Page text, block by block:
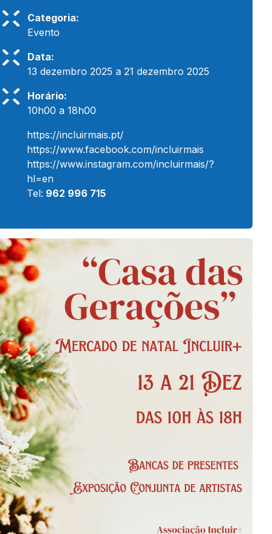
Categoria:
Evento
Data:
13 dezembro 2025 a 21 dezembro 2025
Horário:
10h00 a 18h00
https://incluirmais.pt/
https://www.facebook.com/incluirmais
https://www.instagram.com/incluirmais/?
hl=en
Tel: 962 996 715